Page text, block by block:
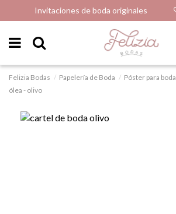
Invitaciones de boda originales
Felizia Bodas Papelería de Boda Póster para boda
ólea - olivo